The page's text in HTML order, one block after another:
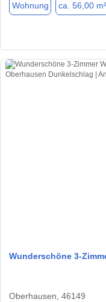
Wohnung ca. 56,00 m²
Wunderschöne 3-
Oberhausen, 46149